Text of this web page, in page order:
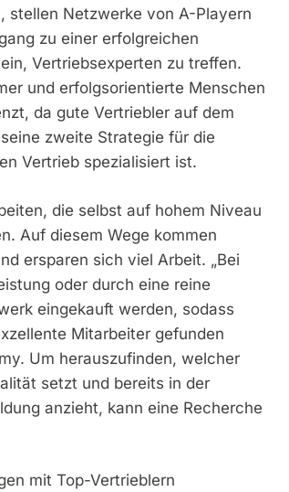
stellen Netzwerke von A-Playern
zu einer erfolgreichen
Vertriebsexperten zu treffen.
und erfolgsorientierte Menschen
da gute Vertriebler auf dem
zweite Strategie für die
Vertrieb spezialisiert ist.
die selbst auf hohem Niveau
Auf diesem Wege kommen
ersparen sich viel Arbeit. „Bei
oder durch eine reine
eingekauft werden, sodass
Mitarbeiter gefunden
Um herauszufinden, welcher
setzt und bereits in der
anzieht, kann eine Recherche
mit Top-Vertrieblern